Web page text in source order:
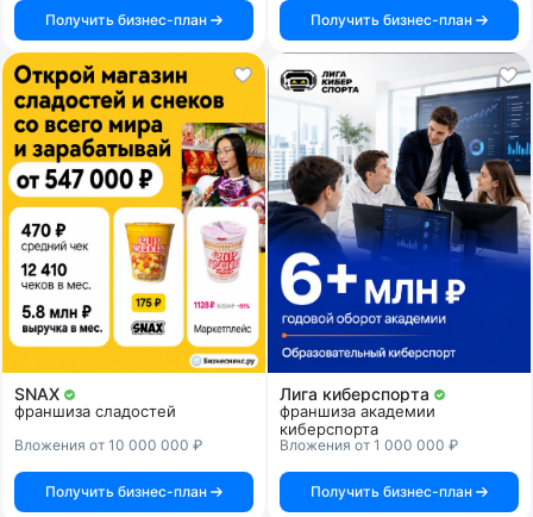
Получить бизнес-план
Получить бизнес-план
SNAX
франшиза сладостей
Вложения от 10 000 000 ₽
Получить бизнес-план
Лига киберспорта
франшиза академии
киберспорта
Вложения от 1 000 000 ₽
Получить бизнес-план